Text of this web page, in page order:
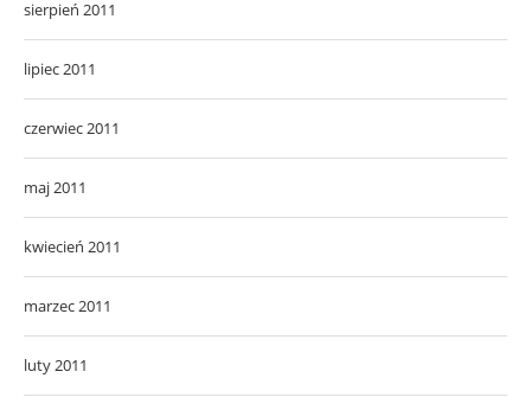
sierpień 2011
lipiec 2011
czerwiec 2011
maj 2011
kwiecień 2011
marzec 2011
luty 2011